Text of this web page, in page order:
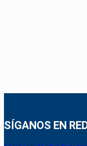
SÍGANOS EN